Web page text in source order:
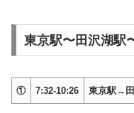
東京駅〜田沢湖駅
① 7:32-10:26 東京駅→